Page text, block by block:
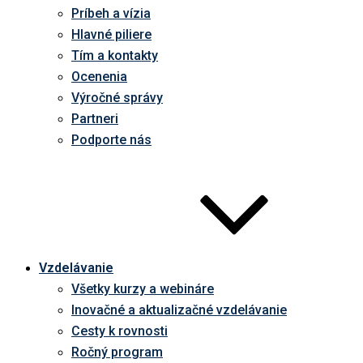
Príbeh a vízia
Hlavné piliere
Tím a kontakty
Ocenenia
Výročné správy
Partneri
Podporte nás
Vzdelávanie
Všetky kurzy a webináre
Inovačné a aktualizačné vzdelávanie
Cesty k rovnosti
Ročný program